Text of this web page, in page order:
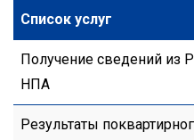
Список услуг
Получение сведений из
НПА
Результаты